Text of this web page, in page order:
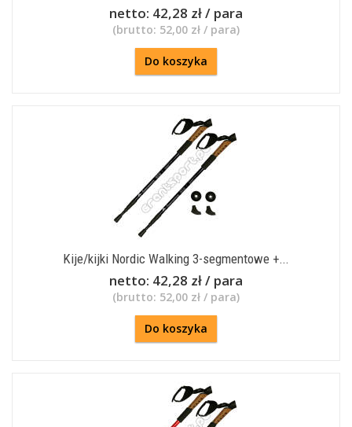
netto: 42,28 zł / para
(brutto: 52,00 zł / para)
Do koszyka
Kije/kijki Nordic Walking 3-segmentowe +...
netto: 42,28 zł / para
(brutto: 52,00 zł / para)
Do koszyka